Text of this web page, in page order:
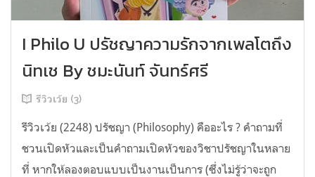
I Philo U ปรัชญาความรักจากเพลโตถึง
นิทเช By ชมะนันท์ จันทร์ศรี
รีวิวเว้ย (3)
รีวิวเว้ย (2248) ปรัชญา (Philosophy) คืออะไร ? คำถามที่
ชวนเปิดหัวและเป็นคำถามเปิดหัวของวิชาปรัชญาในหลาย
ที่ หากให้ลองตอบแบบเป็นงานเป็นการ (ซึ่งไม่รู้ว่าจะถูก